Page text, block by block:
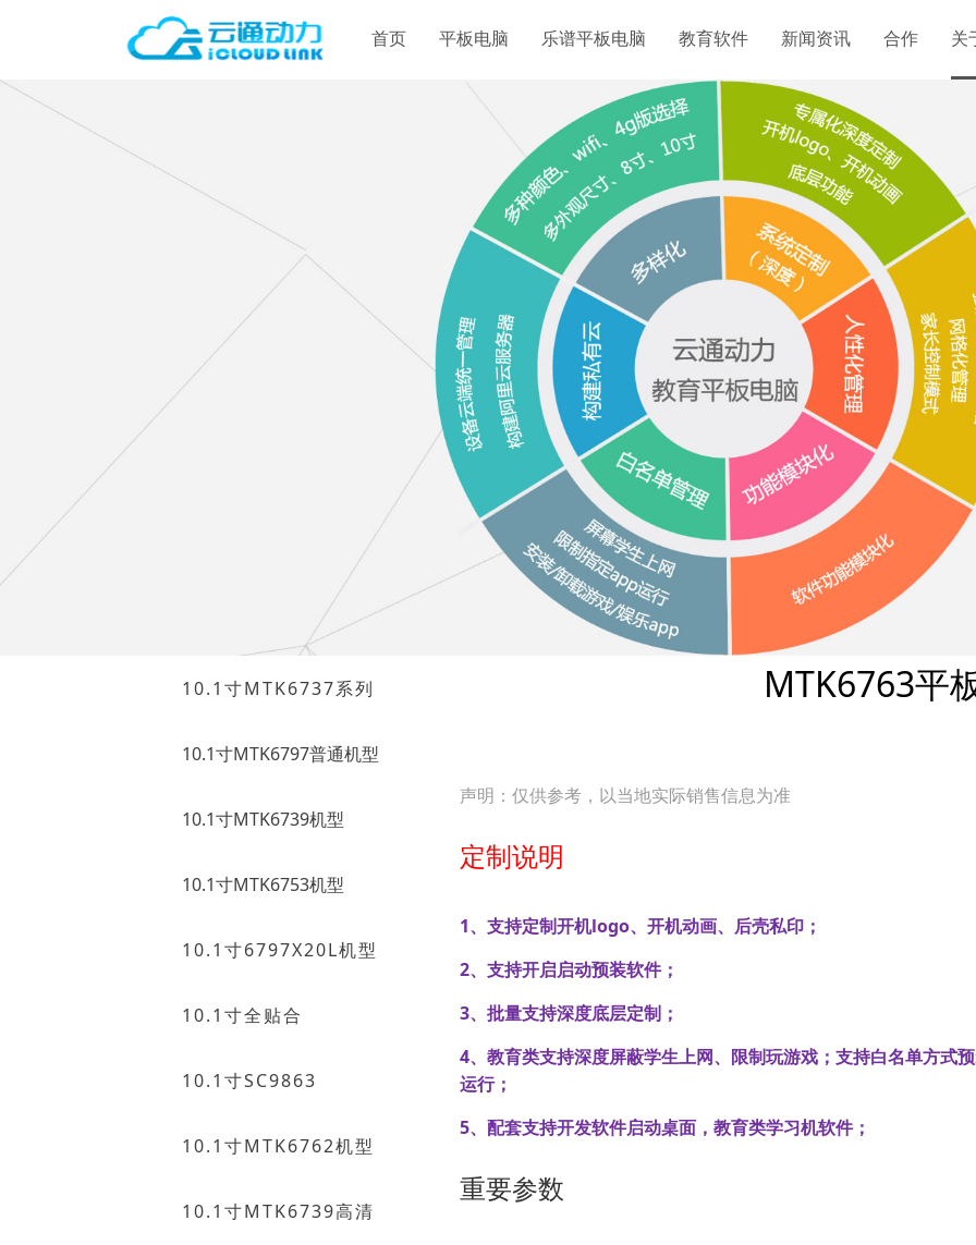
首页 平板电脑 乐谱平板电脑 教育软件 新闻资讯 合作 关
10.1寸MTK6737系列
10.1寸MTK6797普通机型
10.1寸MTK6739机型
10.1寸MTK6753机型
10.1寸6797X20L机型
10.1寸全贴合
10.1寸SC9863
10.1寸MTK6762机型
10.1寸MTK6739高清
MTK6763平
声明：仅供参考，以当地实际销售信息为准
定制说明
1、支持定制开机logo、开机动画、后壳私印；
2、支持开启启动预装软件；
3、批量支持深度底层定制；
4、教育类支持深度屏蔽学生上网、限制玩游戏；支持白名单方式
运行；
5、配套支持开发软件启动桌面，教育类学习机软件；
重要参数